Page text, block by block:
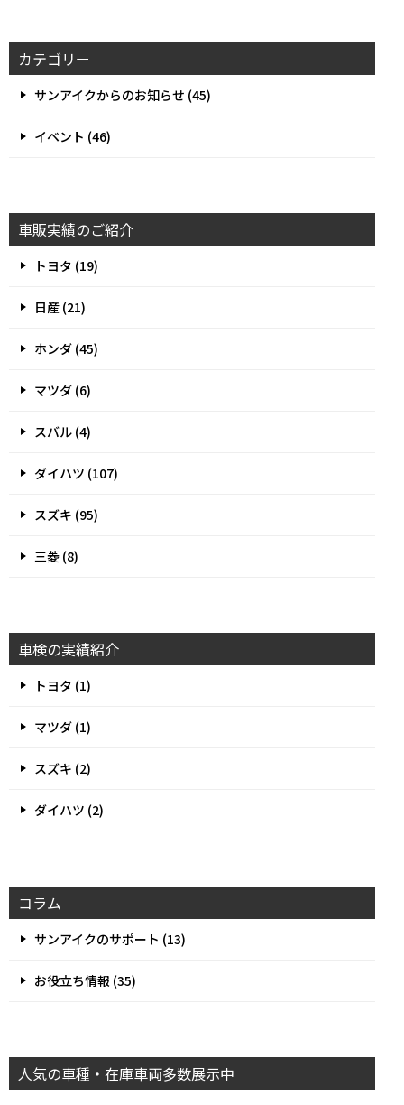
カテゴリー
サンアイクからのお知らせ (45)
イベント (46)
車販実績のご紹介
トヨタ (19)
日産 (21)
ホンダ (45)
マツダ (6)
スバル (4)
ダイハツ (107)
スズキ (95)
三菱 (8)
車検の実績紹介
トヨタ (1)
マツダ (1)
スズキ (2)
ダイハツ (2)
コラム
サンアイクのサポート (13)
お役立ち情報 (35)
人気の車種・在庫車両多数展示中